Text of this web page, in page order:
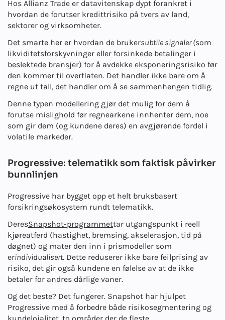
Hos Allianz Trade er datavitenskap dypt forankret i
hvordan de forutser kredittrisiko på tvers av land,
sektorer og virksomheter.
Det smarte her er hvordan de brukersubtile signaler (som
likviditetsforskyvninger eller forsinkede betalinger i
beslektede bransjer) for å avdekke eksponeringsrisiko før
den kommer til overflaten. Det handler ikke bare om å
regne ut tall, det handler om å se sammenhengen tidlig.
Denne typen modellering gjør det mulig for dem å
forutse mislighold før regnearkene innhenter dem, noe
som gir dem (og kundene deres) en avgjørende fordel i
volatile markeder.
Progressive: telematikk som faktisk påvirker
bunnlinjen
Progressive har bygget opp et helt bruksbasert
forsikringsøkosystem rundt telematikk.
DeresSnapshot-programmettar utgangspunkt i reell
kjøreatferd (hastighet, bremsing, akselerasjon, tid på
døgnet) og mater den inn i prismodeller som
erindividualisert. Dette reduserer ikke bare feilprising av
risiko, det gir også kundene en følelse av at de ikke
betaler for andres dårlige vaner.
Og det beste? Det fungerer. Snapshot har hjulpet
Progressive med å forbedre både risikosegmentering og